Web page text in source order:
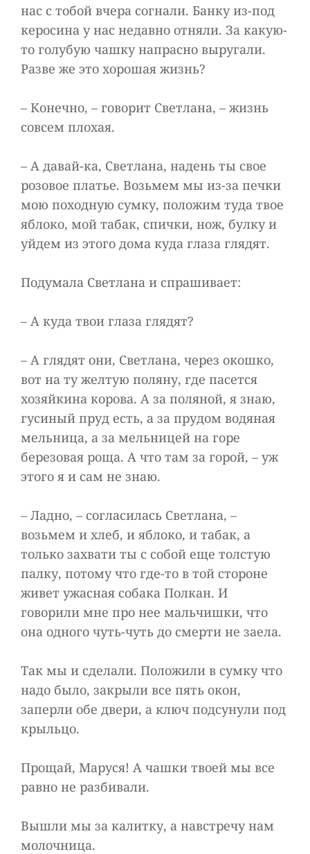
нас с тобой вчера согнали. Банку из-под
керосина у нас недавно отняли. За какую-
то голубую чашку напрасно выругали.
Разве же это хорошая жизнь?
– Конечно, – говорит Светлана, – жизнь
совсем плохая.
– А давай-ка, Светлана, надень ты свое
розовое платье. Возьмем мы из-за печки
мою походную сумку, положим туда твое
яблоко, мой табак, спички, нож, булку и
уйдем из этого дома куда глаза глядят.
Подумала Светлана и спрашивает:
– А куда твои глаза глядят?
– А глядят они, Светлана, через окошко,
вот на ту желтую поляну, где пасется
хозяйкина корова. А за поляной, я знаю,
гусиный пруд есть, а за прудом водяная
мельница, а за мельницей на горе
березовая роща. А что там за горой, – уж
этого я и сам не знаю.
– Ладно, – согласилась Светлана, –
возьмем и хлеб, и яблоко, и табак, а
только захвати ты с собой еще толстую
палку, потому что где-то в той стороне
живет ужасная собака Полкан. И
говорили мне про нее мальчишки, что
она одного чуть-чуть до смерти не заела.
Так мы и сделали. Положили в сумку что
надо было, закрыли все пять окон,
заперли обе двери, а ключ подсунули под
крыльцо.
Прощай, Маруся! А чашки твоей мы все
равно не разбивали.
Вышли мы за калитку, а навстречу нам
молочница.